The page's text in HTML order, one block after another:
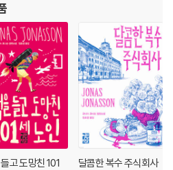
과 과장스러운 설정이 때로는 황당하게
지는 웃음 속에서도 어느새 이데올로기
리고 우리의 인생이란 무엇인지 곰곰 생
운은 묵직한 작품이다.
고 도망친 101
달콤한 복수 주식회사